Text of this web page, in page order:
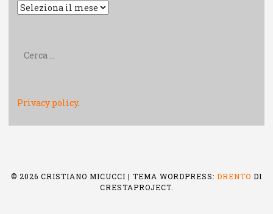
Tutti
Privacy policy.
© 2026 CRISTIANO MICUCCI | TEMA WORDPRESS: DRENTO DI
CRESTAPROJECT.